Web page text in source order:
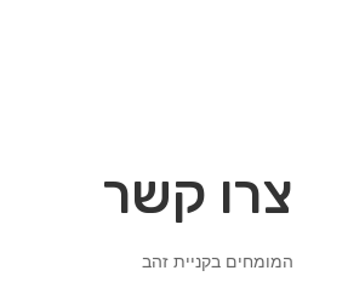
צרו קשר
המומחים בקניית זהב